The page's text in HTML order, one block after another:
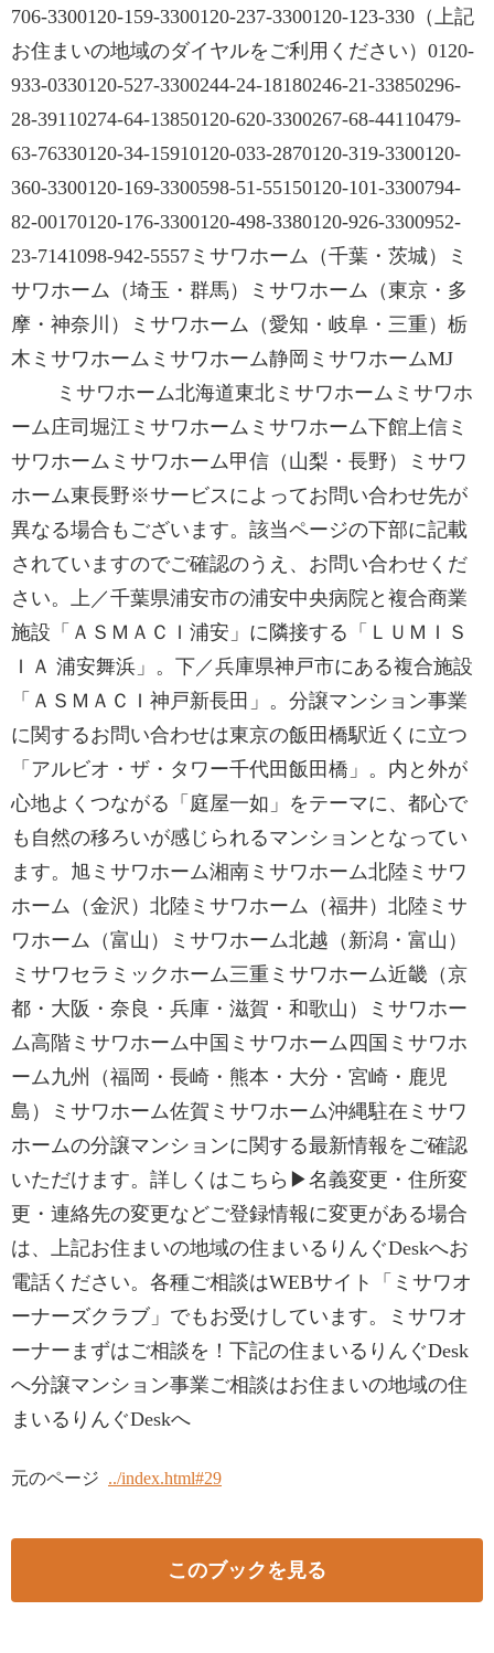
706-3300120-159-3300120-237-3300120-123-330（上記
お住まいの地域のダイヤルをご利用ください）0120-
933-0330120-527-3300244-24-18180246-21-33850296-
28-39110274-64-13850120-620-3300267-68-44110479-
63-76330120-34-15910120-033-2870120-319-3300120-
360-3300120-169-3300598-51-55150120-101-3300794-
82-00170120-176-3300120-498-3380120-926-3300952-
23-7141098-942-5557ミサワホーム（千葉・茨城）ミ
サワホーム（埼玉・群馬）ミサワホーム（東京・多
摩・神奈川）ミサワホーム（愛知・岐阜・三重）栃
木ミサワホームミサワホーム静岡ミサワホームMJ
ミサワホーム北海道東北ミサワホームミサワホ
ーム庄司堀江ミサワホームミサワホーム下館上信ミ
サワホームミサワホーム甲信（山梨・長野）ミサワ
ホーム東長野※サービスによってお問い合わせ先が
異なる場合もございます。該当ページの下部に記載
されていますのでご確認のうえ、お問い合わせくだ
さい。上／千葉県浦安市の浦安中央病院と複合商業
施設「ＡＳＭＡＣＩ浦安」に隣接する「ＬＵＭＩＳ
ＩＡ 浦安舞浜」。下／兵庫県神戸市にある複合施設
「ＡＳＭＡＣＩ神戸新長田」。分譲マンション事業
に関するお問い合わせは東京の飯田橋駅近くに立つ
「アルビオ・ザ・タワー千代田飯田橋」。内と外が
心地よくつながる「庭屋一如」をテーマに、都心で
も自然の移ろいが感じられるマンションとなってい
ます。旭ミサワホーム湘南ミサワホーム北陸ミサワ
ホーム（金沢）北陸ミサワホーム（福井）北陸ミサ
ワホーム（富山）ミサワホーム北越（新潟・富山）
ミサワセラミックホーム三重ミサワホーム近畿（京
都・大阪・奈良・兵庫・滋賀・和歌山）ミサワホー
ム高階ミサワホーム中国ミサワホーム四国ミサワホ
ーム九州（福岡・長崎・熊本・大分・宮崎・鹿児
島）ミサワホーム佐賀ミサワホーム沖縄駐在ミサワ
ホームの分譲マンションに関する最新情報をご確認
いただけます。詳しくはこちら▶名義変更・住所変
更・連絡先の変更などご登録情報に変更がある場合
は、上記お住まいの地域の住まいるりんぐDeskへお
電話ください。各種ご相談はWEBサイト「ミサワオ
ーナーズクラブ」でもお受けしています。ミサワオ
ーナーまずはご相談を！下記の住まいるりんぐDesk
へ分譲マンション事業ご相談はお住まいの地域の住
まいるりんぐDeskへ
元のページ ../index.html#29
このブックを見る